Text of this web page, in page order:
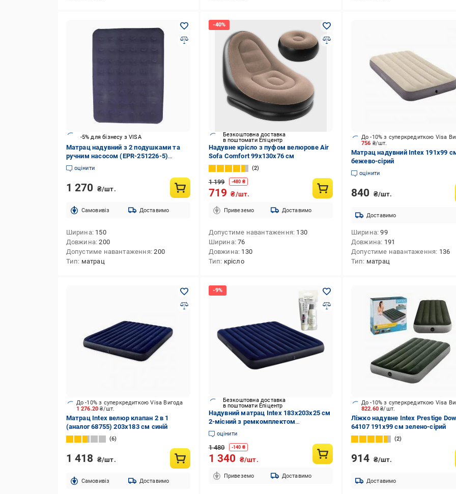
-5% для бізнесу з VISA
Матрац надувний з 2 подушками та
ручним насосом (EPR-251226-5)
200х22х150 см синій
оцінити
1 270 ₴/шт.
Cамовивіз Доставимо
Ширина 150
Довжина 200
Допустиме навантаження 200
Тип матрац
Безкоштовна доставка
в поштомати Епіцентр
Надувне крісло з пуфом велюрове Air
Sofa Comfort 99х130х76 см
2
1 199 -480 ₴
719 ₴/шт.
Привеземо Доставимо
Допустиме навантаження 130
Ширина 76
Довжина 130
Тип крісло
756 ₴/шт.
До -10% з суперкредиткою Visa
Матрац надувний Intex 191х99
бежево-сірий
оцінити
840 ₴/шт.
Доставимо
Ширина 99
Довжина 191
Допустиме навантаження 136
Тип матрац
1 276.20₴/шт.
До -10% з суперкредиткою Visa Вигода
Матрац Intex велюр клапан 2 в 1
(аналог 68755) 203х183 см синій
6
1 418 ₴/шт.
Cамовивіз Доставимо
Безкоштовна доставка
в поштомати Епіцентр
Надувний матрац Intex 183x203x25 см
2-місний з ремкомплектом
(332145874)
оцінити
1 480 -140 ₴
1 340 ₴/шт.
Привеземо Доставимо
822.60₴/шт.
До -10% з суперкредиткою Visa
Ліжко надувне Intex Prestige
64107 191х99 см зелено-сірий
2
914 ₴/шт.
Доставимо